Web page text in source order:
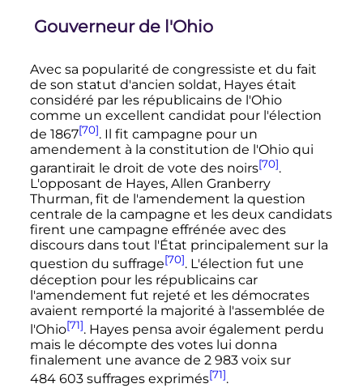
Gouverneur de l'Ohio
Avec sa popularité de congressiste et du fait
de son statut d'ancien soldat, Hayes était
considéré par les républicains de l'Ohio
comme un excellent candidat pour l'élection
de 1867[70]. Il fit campagne pour un
amendement à la constitution de l'Ohio qui
garantirait le droit de vote des noirs[70].
L'opposant de Hayes, Allen Granberry
Thurman, fit de l'amendement la question
centrale de la campagne et les deux candidats
firent une campagne effrénée avec des
discours dans tout l'État principalement sur la
question du suffrage[70]. L'élection fut une
déception pour les républicains car
l'amendement fut rejeté et les démocrates
avaient remporté la majorité à l'assemblée de
l'Ohio[71]. Hayes pensa avoir également perdu
mais le décompte des votes lui donna
finalement une avance de 2 983 voix sur
484 603 suffragesexprimés[71].